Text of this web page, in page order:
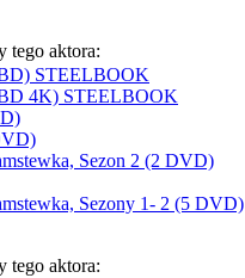
tego aktora:
STEELBOOK
4K) STEELBOOK
Sezon 2 (2 DVD)
Sezony 1- 2 (5 DVD)
tego aktora: